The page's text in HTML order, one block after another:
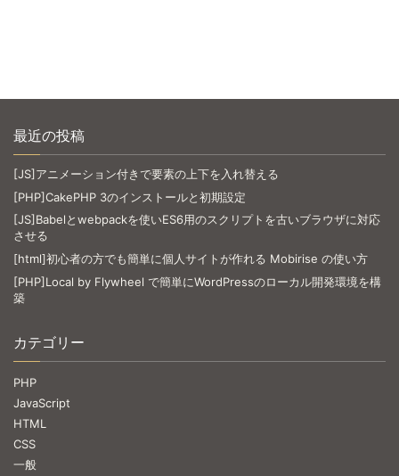
最近の投稿
[JS]アニメーション付きで要素の上下を入れ替える
[PHP]CakePHP 3のインストールと初期設定
[JS]Babelとwebpackを使いES6用のスクリプトを古いブラウザに対応
させる
[html]初心者の方でも簡単に個人サイトが作れる Mobirise の使い方
[PHP]Local by Flywheel で簡単にWordPressのローカル開発環境を構
築
カテゴリー
PHP
JavaScript
HTML
CSS
一般